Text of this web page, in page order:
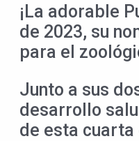
¡La adorable
de 2023, su
para el
Junto a sus
desarrollo
de esta cuarta